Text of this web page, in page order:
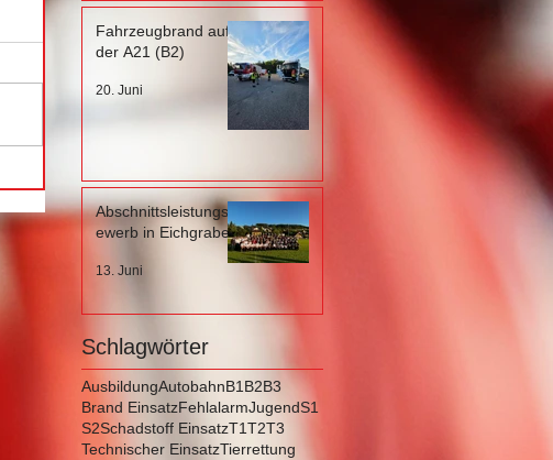
Fahrzeugbrand auf
der A21 (B2)
20. Juni
Abschnittsleistungsb
ewerb in Eichgraben
13. Juni
Schlagwörter
AusbildungAutobahnB1 B2B3
Brand EinsatzFehlalarmJugendS1
S2Schadstoff EinsatzT1T2T3
Technischer EinsatzTierrettung